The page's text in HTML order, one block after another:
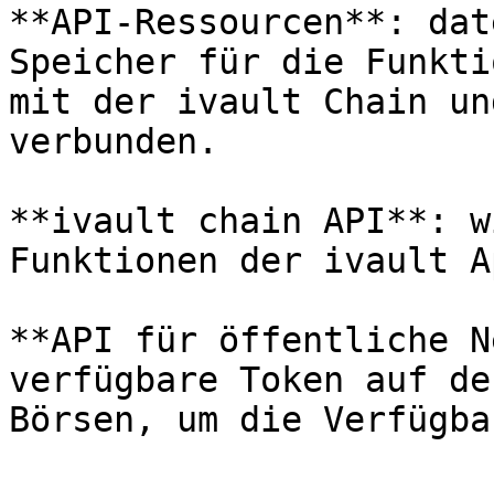
**API-Ressourcen**:
Speicher für die
mit der ivault Chain
verbunden.
**ivault chain API**:
Funktionen der ivault
**API für öffentliche
verfügbare Token auf
Börsen, um die